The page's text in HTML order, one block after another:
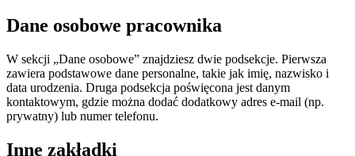
Dane osobowe pracownika
W sekcji „Dane osobowe” znajdziesz dwie podsekcje. Pierwsza
zawiera podstawowe dane personalne, takie jak imię, nazwisko i
data urodzenia. Druga podsekcja poświęcona jest danym
kontaktowym, gdzie można dodać dodatkowy adres e-mail (np.
prywatny) lub numer telefonu.
Inne zakładki